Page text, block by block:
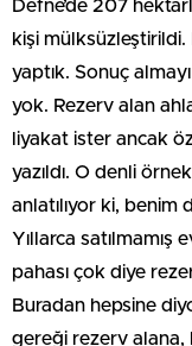
Defne’de 207
kişi
yaptık. Sonuç
yok. Rezerv alan
liyakat ister ancak
yazıldı. O denli
anlatılıyor ki, benim
Yıllarca satılmamış
pahası çok diye
Buradan hepsine
gereği rezerv alana,